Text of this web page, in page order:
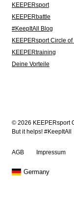
KEEPERsport
KEEPERbattle
#KeepItAll Blog
KEEPERsport Circle of
KEEPERtraining
Deine Vorteile
© 2026 KEEPERsport
But it helps! #KeepItAll
AGB Impressum
Germany